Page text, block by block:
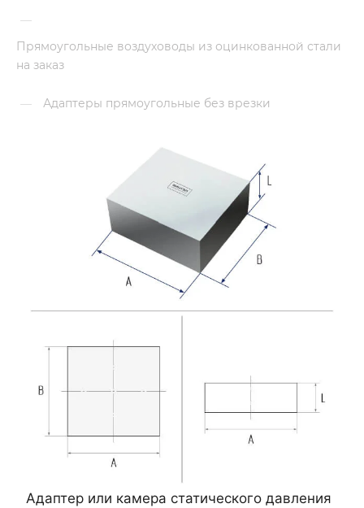
—
Прямоугольные воздуховоды из оцинкованной стали
на заказ
— Адаптеры прямоугольные без врезки
Адаптер или камера статического давления